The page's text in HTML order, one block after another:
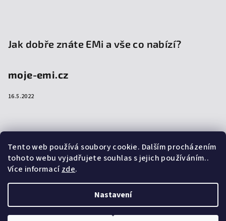
Tento web používá soubory cookie. Dalším procházením
tohoto webu vyjadřujete souhlas s jejich používáním..
Více informacízde.
Nastavení
Jak dobře znáte EMi a vše co nabízí?
moje-emi.cz
16.5.2022
Přijímáme online platby